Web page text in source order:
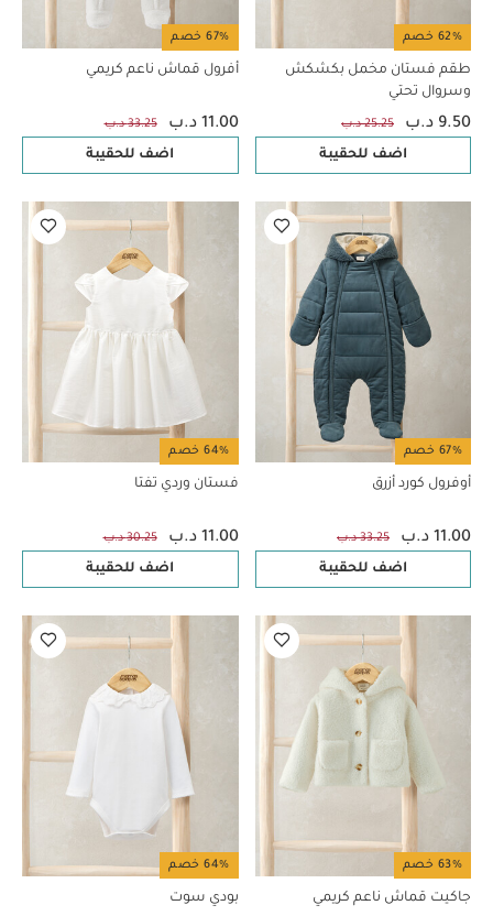
62% خصم
طقم فستان مخمل بكشكش
وسروال تحتي
9.50 د.ب 25.25 د.ب
اضف للحقيبة
67% خصم
أفرول قماش ناعم كريمي
11.00 د.ب 33.25 د.ب
اضف للحقيبة
67% خصم
أوفرول كورد أزرق
11.00 د.ب 33.25 د.ب
اضف للحقيبة
64% خصم
فستان وردي تفتا
11.00 د.ب 30.25 د.ب
اضف للحقيبة
63% خصم
جاكيت قماش ناعم كريمي
64% خصم
بودي سوت